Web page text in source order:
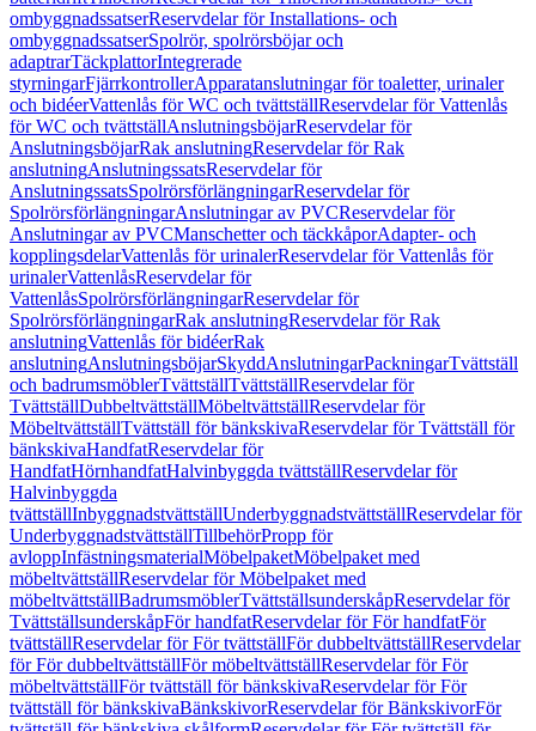
ombyggnadssatserReservdelar för Installations- och
ombyggnadssatserSpolrör, spolrörsböjar och
adaptrarTäckplattorIntegrerade
styrningarFjärrkontrollerApparatanslutningar för toaletter, urinaler
och bidéerVattenlås för WC och tvättställReservdelar för Vattenlås
för WC och tvättställAnslutningsböjarReservdelar för
AnslutningsböjarRak anslutningReservdelar för Rak
anslutningAnslutningssatsReservdelar för
AnslutningssatsSpolrörsförlängningarReservdelar för
SpolrörsförlängningarAnslutningar av PVCReservdelar för
Anslutningar av PVCManschetter och täckkåporAdapter- och
kopplingsdelarVattenlås för urinalerReservdelar för Vattenlås för
urinalerVattenlåsReservdelar för
VattenlåsSpolrörsförlängningarReservdelar för
SpolrörsförlängningarRak anslutningReservdelar för Rak
anslutningVattenlås för bidéerRak
anslutningAnslutningsböjarSkyddAnslutningarPackningarTvättställ
och badrumsmöblerTvättställTvättställReservdelar för
TvättställDubbeltvättställMöbeltvättställReservdelar för
MöbeltvättställTvättställ för bänkskivaReservdelar för Tvättställ för
bänkskivaHandfatReservdelar för
HandfatHörnhandfatHalvinbyggda tvättställReservdelar för
Halvinbyggda
tvättställInbyggnadstvättställUnderbyggnadstvättställReservdelar för
UnderbyggnadstvättställTillbehörPropp för
avloppInfästningsmaterialMöbelpaketMöbelpaket med
möbeltvättställReservdelar för Möbelpaket med
möbeltvättställBadrumsmöblerTvättställsunderskåpReservdelar för
TvättställsunderskåpFör handfatReservdelar för För handfatFör
tvättställReservdelar för För tvättställFör dubbeltvättställReservdelar
för För dubbeltvättställFör möbeltvättställReservdelar för För
möbeltvättställFör tvättställ för bänkskivaReservdelar för För
tvättställ för bänkskivaBänkskivorReservdelar för BänkskivorFör